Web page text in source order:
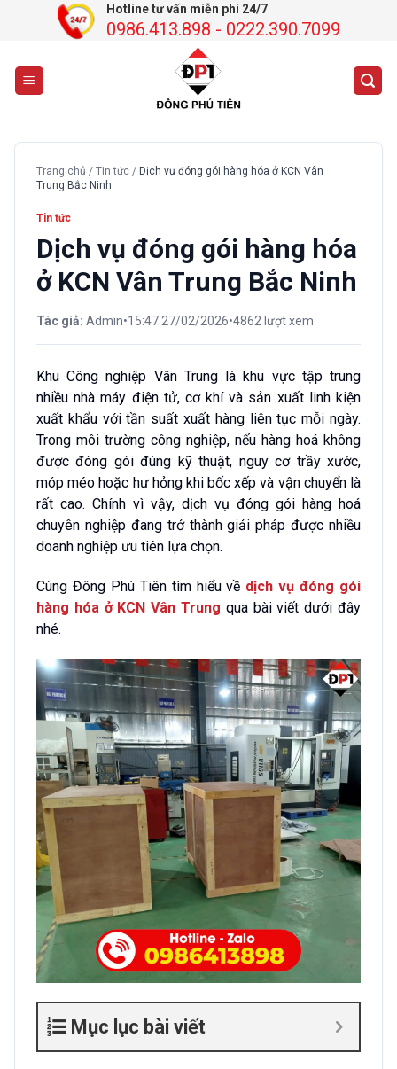
dung
Hotline tư vấn miễn phí 24/7
0986.413.898 - 0222.390.7099
Trang chủ / Tin tức / Dịch vụ đóng gói hàng hóa ở KCN Vân
Trung Bắc Ninh
Tin tức
Dịch vụ đóng gói hàng hóa
ở KCN Vân Trung Bắc Ninh
Tác giả: Admin•15:47 27/02/2026•4862 lượt xem
Khu Công nghiệp Vân Trung là khu vực tập trung
nhiều nhà máy điện tử, cơ khí và sản xuất linh kiện
xuất khẩu với tần suất xuất hàng liên tục mỗi ngày.
Trong môi trường công nghiệp, nếu hàng hoá không
được đóng gói đúng kỹ thuật, nguy cơ trầy xước,
móp méo hoặc hư hỏng khi bốc xếp và vận chuyển là
rất cao. Chính vì vậy, dịch vụ đóng gói hàng hoá
chuyên nghiệp đang trở thành giải pháp được nhiều
doanh nghiệp ưu tiên lựa chọn.
Cùng Đông Phú Tiên tìm hiểu về dịch vụ đóng gói
hàng hóa ở KCN Vân Trung qua bài viết dưới đây
nhé.
Mục lục bài viết